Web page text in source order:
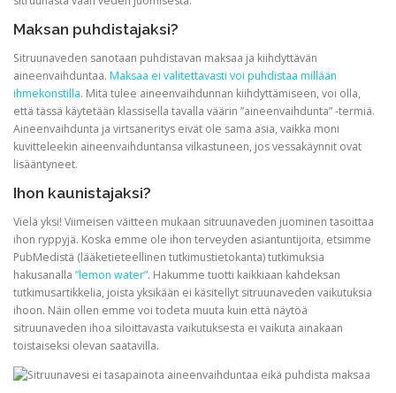
Maksan puhdistajaksi?
Sitruunaveden sanotaan puhdistavan maksaa ja kiihdyttävän
aineenvaihduntaa. Maksaa ei valitettavasti voi puhdistaa millään
ihmekonstilla. Mitä tulee aineenvaihdunnan kiihdyttämiseen, voi olla,
että tässä käytetään klassisella tavalla väärin ”aineenvaihdunta” -termiä.
Aineenvaihdunta ja virtsaneritys eivät ole sama asia, vaikka moni
kuvitteleekin aineenvaihduntansa vilkastuneen, jos vessakäynnit ovat
lisääntyneet.
Ihon kaunistajaksi?
Vielä yksi! Viimeisen väitteen mukaan sitruunaveden juominen tasoittaa
ihon ryppyjä. Koska emme ole ihon terveyden asiantuntijoita, etsimme
PubMedistä (lääketieteellinen tutkimustietokanta) tutkimuksia
hakusanalla ”lemon water”. Hakumme tuotti kaikkiaan kahdeksan
tutkimusartikkelia, joista yksikään ei käsitellyt sitruunaveden vaikutuksia
ihoon. Näin ollen emme voi todeta muuta kuin että näytöä
sitruunaveden ihoa siloittavasta vaikutuksesta ei vaikuta ainakaan
toistaiseksi olevan saatavilla.